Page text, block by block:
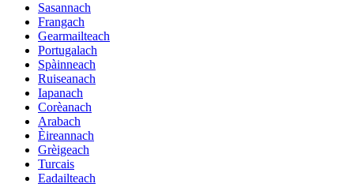
Sasannach
Frangach
Gearmailteach
Portugalach
Spàinneach
Ruiseanach
Iapanach
Corèanach
Arabach
Èireannach
Grèigeach
Turcais
Eadailteach